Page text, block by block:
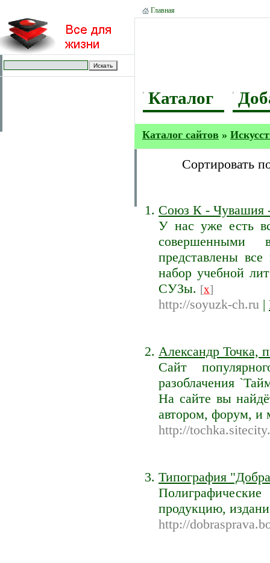
Главная
Каталог
Каталог сайтов »
Сортировать
Союз К - Чувашия -
У нас уже есть
совершенными
представлены
набор учебной
СУЗы. [x]
http://soyuzk-ch.ru |
Александр Точка,
Сайт
разоблачения
На сайте вы
автором, форум, и
http://
Типография
продукцию,
http://